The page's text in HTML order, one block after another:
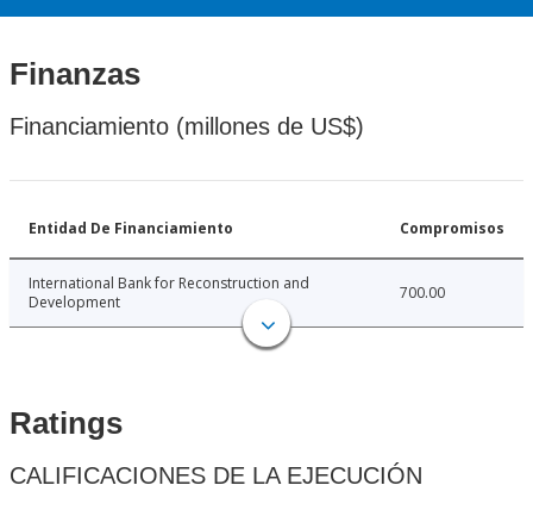
Finanzas
Financiamiento (millones de US$)
Entidad De Financiamiento Compromisos
International Bank for Reconstruction and
Development
700.00
Ratings
CALIFICACIONES DE LA EJECUCIÓN